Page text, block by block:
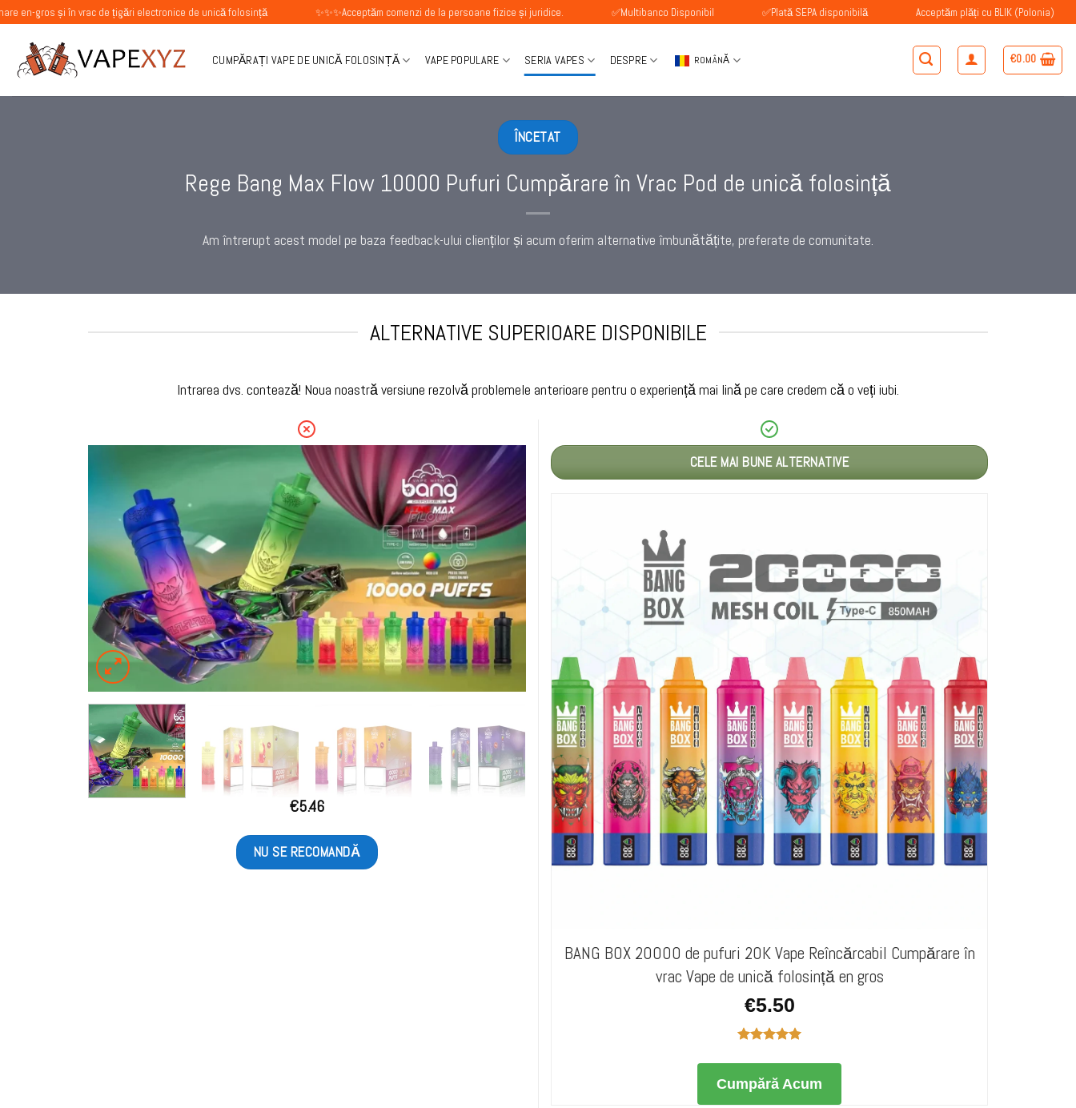
Skip
content
și în vrac de țigări electronice de unică folosință ✨✨✨Acceptăm comenzi de la persoane fizice și juridice. ✅Multibanco Disponibil ✅Plată SEPA disponibilă Acceptăm plăți cu BLIK (Polonia)
CUMPĂRAȚI VAPE DE UNICĂ FOLOSINȚĂ VAPE POPULARE SERIA VAPES DESPRE ROMÂNĂ €0.00
ÎNCETAT
Rege Bang Max Flow 10000 Pufuri Cumpărare în Vrac Pod de unică folosință
Am întrerupt acest model pe baza feedback-ului clienților și acum oferim alternative îmbunătățite, preferate de comunitate.
ALTERNATIVE SUPERIOARE DISPONIBILE
Intrarea dvs. contează! Noua noastră versiune rezolvă problemele anterioare pentru o experiență mai lină pe care credem că o veți iubi.
€5.46
NU SE RECOMANDĂ
CELE MAI BUNE ALTERNATIVE
BANG BOX 20000 de pufuri 20K Vape Reîncărcabil Cumpărare în
vrac Vape de unică folosință en gros
€5.50
5.00din 5
Cumpără Acum